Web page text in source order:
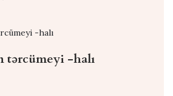
tərcümeyi -halı